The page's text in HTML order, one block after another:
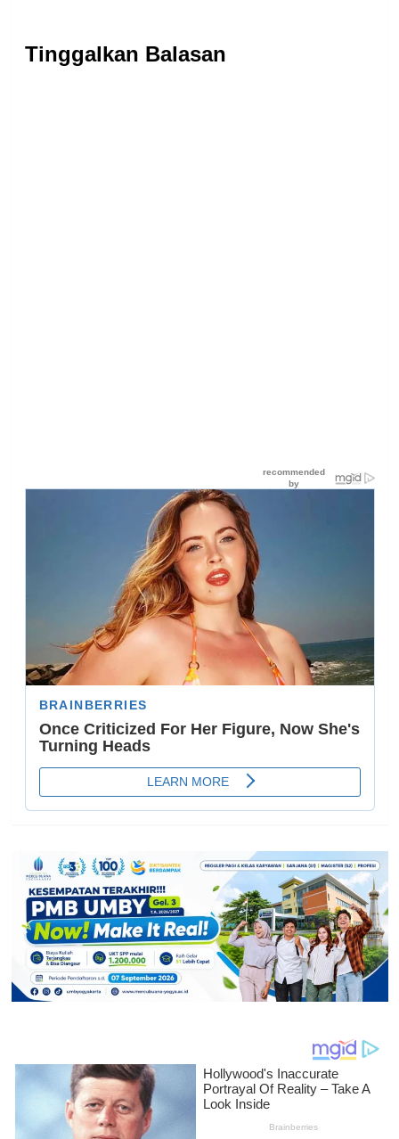
Tinggalkan Balasan